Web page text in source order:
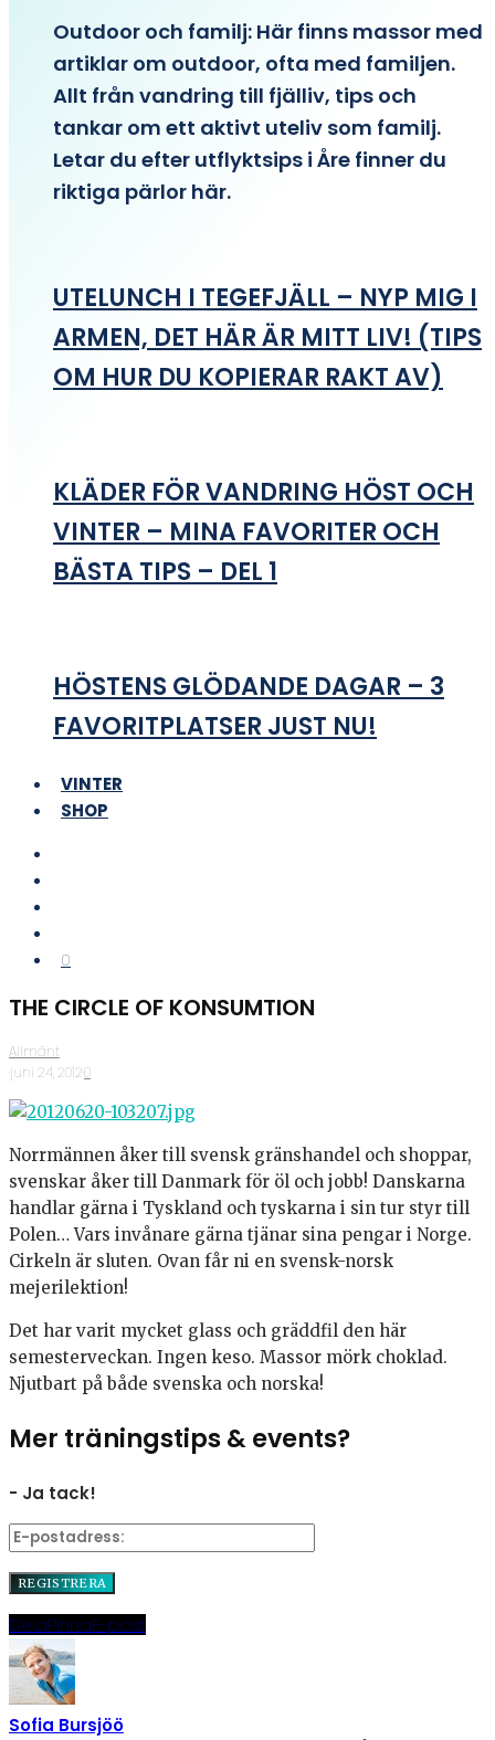
Outdoor och familj: Här finns massor med
artiklar om outdoor, ofta med familjen.
Allt från vandring till fjälliv, tips och
tankar om ett aktivt uteliv som familj.
Letar du efter utflyktsips i Åre finner du
riktiga pärlor här.
UTELUNCH I TEGEFJÄLL – NYP MIG I
ARMEN, DET HÄR ÄR MITT LIV! (TIPS
OM HUR DU KOPIERAR RAKT AV)
KLÄDER FÖR VANDRING HÖST OCH
VINTER – MINA FAVORITER OCH
BÄSTA TIPS – DEL 1
HÖSTENS GLÖDANDE DAGAR – 3
FAVORITPLATSER JUST NU!
VINTER
SHOP
0
THE CIRCLE OF KONSUMTION
Allmänt
·juni 24, 2012·0
Norrmännen åker till svensk gränshandel och shoppar,
svenskar åker till Danmark för öl och jobb! Danskarna
handlar gärna i Tyskland och tyskarna i sin tur styr till
Polen… Vars invånare gärna tjänar sina pengar i Norge.
Cirkeln är sluten. Ovan får ni en svensk-norsk
mejerilektion!
Det har varit mycket glass och gräddfil den här
semesterveckan. Ingen keso. Massor mörk choklad.
Njutbart på både svenska och norska!
Mer träningstips & events?
- Ja tack!
DelaPinnaE-post
Sofia Bursjöö